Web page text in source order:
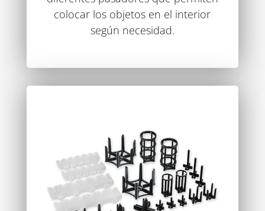
colocar los objetos en el interior
según necesidad.